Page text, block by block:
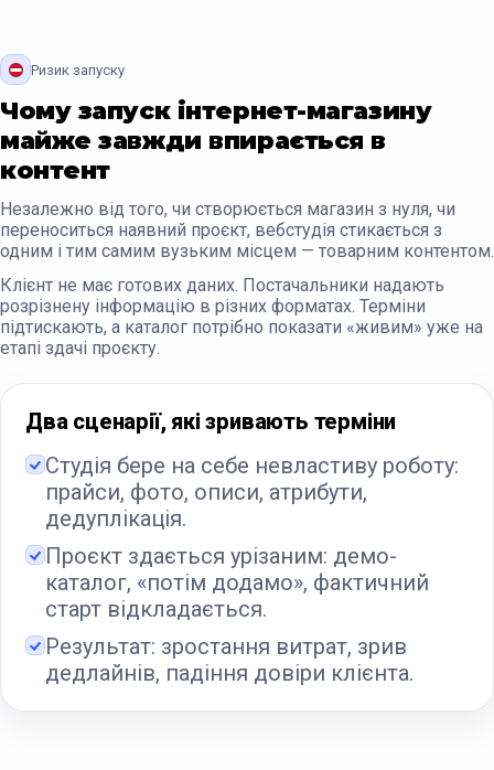
Ризик запуску
Чому запуск інтернет-магазину
майже завжди впирається в
контент
Незалежно від того, чи створюється магазин з нуля, чи
переноситься наявний проєкт, вебстудія стикається з
одним і тим самим вузьким місцем — товарним контентом.
Клієнт не має готових даних. Постачальники надають
розрізнену інформацію в різних форматах. Терміни
підтискають, а каталог потрібно показати «живим» уже на
етапі здачі проєкту.
Два сценарії, які зривають терміни
Студія бере на себе невластиву роботу:
прайси, фото, описи, атрибути,
дедуплікація.
Проєкт здається урізаним: демо-
каталог, «потім додамо», фактичний
старт відкладається.
Результат: зростання витрат, зрив
дедлайнів, падіння довіри клієнта.